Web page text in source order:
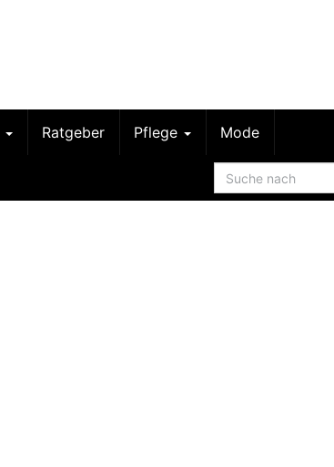
Ratgeber Pflege Mode